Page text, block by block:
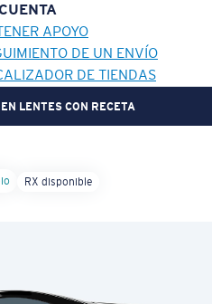
APOYO
DE UN ENVÍO
DE TIENDAS
LENTES CON RECETA
Sin cargo
RX disponible